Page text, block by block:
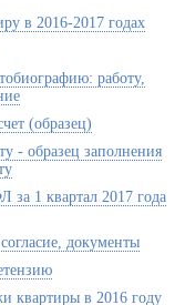
в 2016-2017 годах
работу,
(образец)
- образец заполнения
1 квартал 2017 года
документы
квартиры в 2016 году